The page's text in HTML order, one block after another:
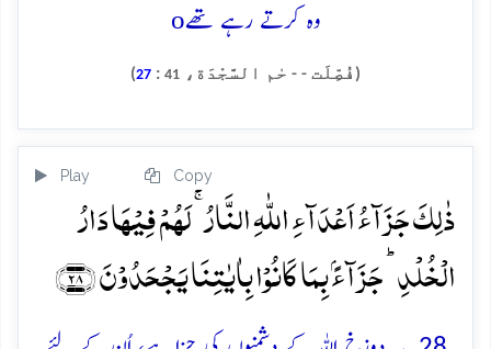
وہ کرتے رہے تھےo
(فُصِّلَت - - حٰم السَّجْدَة، 41
:
27
)
Play Copy
ذٰلِکَ جَزَآءُ اَعۡدَآءِ اللّٰہِ النَّارُ ۚ لَہُمۡ فِیۡہَا دَارُ
الۡخُلۡدِ ؕ جَزَآءًۢ بِمَا کَانُوۡا بِاٰیٰتِنَا یَجۡحَدُوۡنَ ﴿۲۸﴾